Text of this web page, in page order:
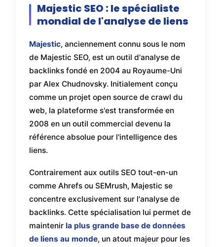
Majestic SEO : le spécialiste
mondial de l'analyse de liens
Majestic, anciennement connu sous le nom
de Majestic SEO, est un outil d'analyse de
backlinks fondé en 2004 au Royaume-Uni
par Alex Chudnovsky. Initialement conçu
comme un projet open source de crawl du
web, la plateforme s'est transformée en
2008 en un outil commercial devenu la
référence absolue pour l'intelligence des
liens.
Contrairement aux outils SEO tout-en-un
comme Ahrefs ou SEMrush, Majestic se
concentre exclusivement sur l'analyse de
backlinks. Cette spécialisation lui permet de
maintenir la plus grande base de données
de liens au monde, un atout majeur pour les